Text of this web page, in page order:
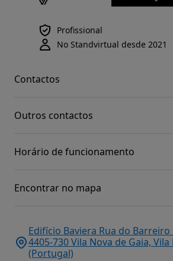
Profissional
No Standvirtual desde 2021
Contactos
Outros contactos
Horário de funcionamento
Encontrar no mapa
Edifício Baviera Rua do
4405-730 Vila Nova de Gaia,
(Portugal)